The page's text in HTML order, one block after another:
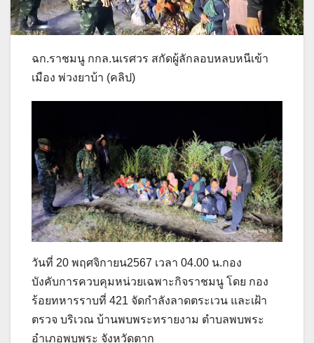
ฉก.ราชมนู กกล.นเรศวร สกัดผู้ลักลอบหลบหนีเข้า
เมือง พ่วงยาบ้า (คลิป)
วันที่ 20 พฤศจิกายน2567 เวลา 04.00 น.กอง
บังคับการควบคุมหน่วยเฉพาะกิจราชมนู โดย กอง
ร้อยทหารราบที่ 421 จัดกำลังลาดตระเวน และเฝ้า
ตรวจ บริเวณ บ้านพบพระทรายงาม ตำบลพบพระ
อำเภอพบพระ จังหวัดตาก